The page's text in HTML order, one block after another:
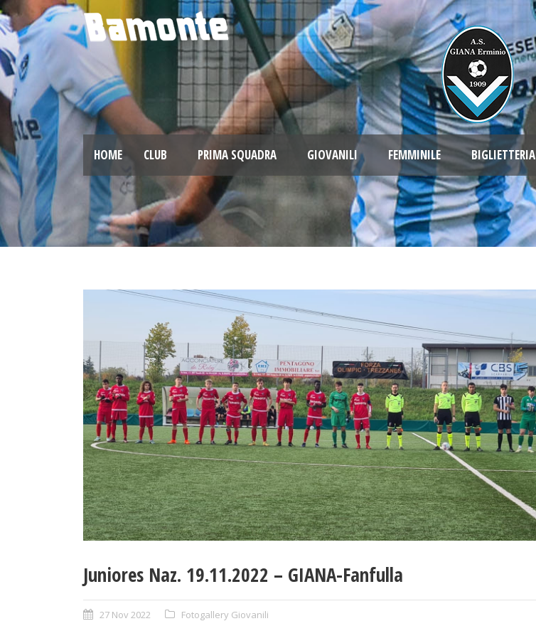
HOME CLUB PRIMA SQUADRA GIOVANILI FEMMINILE BIGLIETTERIA
Juniores Naz. 19.11.2022 – GIANA-Fanfulla
27 Nov 2022 Fotogallery Giovanili